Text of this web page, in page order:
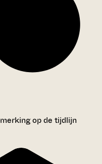
op de tijdlijn